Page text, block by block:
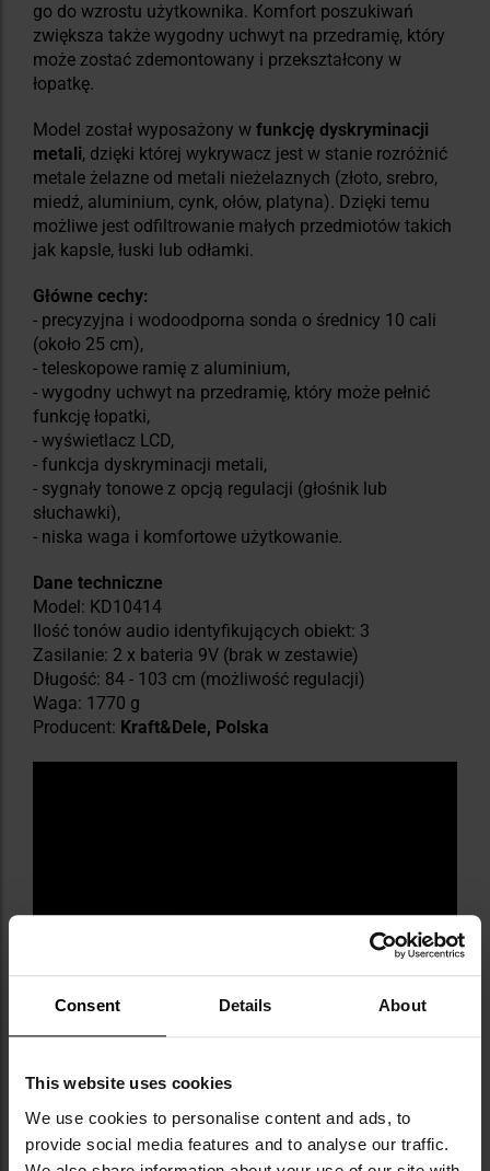
Consent Details About
This website uses cookies
We use cookies to personalise content and ads, to
provide social media features and to analyse our traffic.
go do wzrostu użytkownika. Komfort poszukiwań
zwiększa także wygodny uchwyt na przedramię, który
może zostać zdemontowany i przekształcony w
łopatkę.
Model został wyposażony w funkcję dyskryminacji
metali, dzięki której wykrywacz jest w stanie rozróżnić
metale żelazne od metali nieżelaznych (złoto, srebro,
miedź, aluminium, cynk, ołów, platyna). Dzięki temu
możliwe jest odfiltrowanie małych przedmiotów takich
jak kapsle, łuski lub odłamki.
Główne cechy:
- precyzyjna i wodoodporna sonda o średnicy 10 cali
(około 25 cm),
- teleskopowe ramię z aluminium,
- wygodny uchwyt na przedramię, który może pełnić
funkcję łopatki,
- wyświetlacz LCD,
- funkcja dyskryminacji metali,
- sygnały tonowe z opcją regulacji (głośnik lub
słuchawki),
- niska waga i komfortowe użytkowanie.
Dane techniczne
Model: KD10414
Ilość tonów audio identyfikujących obiekt: 3
Zasilanie: 2 x bateria 9V (brak w zestawie)
Długość: 84 - 103 cm (możliwość regulacji)
Waga: 1770 g
Producent: Kraft&Dele, Polska